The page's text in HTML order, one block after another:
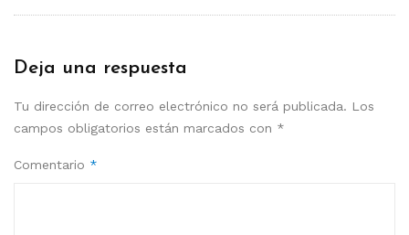
Deja una respuesta
Tu dirección de correo electrónico no será publicada. Los
campos obligatorios están marcados con *
Comentario *